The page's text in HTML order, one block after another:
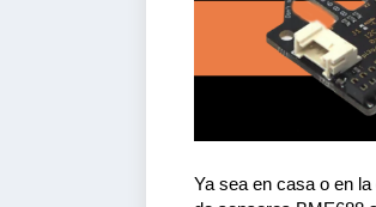
Ya sea en casa o en